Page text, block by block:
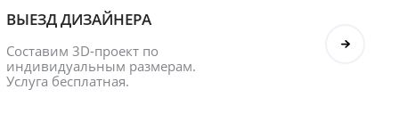
ВЫЕЗД ДИЗАЙНЕРА
Составим 3D-проект по
индивидуальным размерам.
Услуга бесплатная.